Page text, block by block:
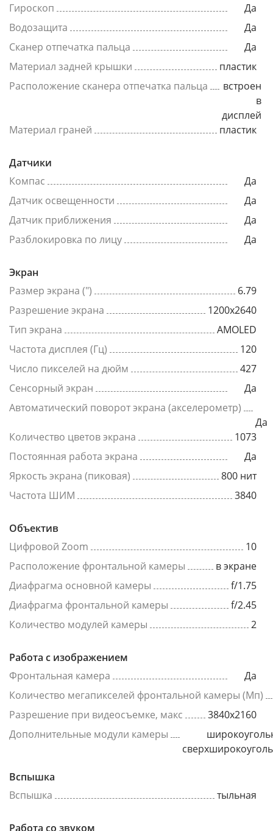
Гироскоп
Да
Водозащита
Да
Сканер отпечатка пальца
Да
Материал задней крышки
пластик
Расположение сканера отпечатка пальца
встроен
в
дисплей
Материал граней
пластик
Датчики
Компас
Да
Датчик освещенности
Да
Датчик приближения
Да
Разблокировка по лицу
Да
Экран
Размер экрана (")
6.79
Разрешение экрана
1200x2640
Тип экрана
AMOLED
Частота дисплея (Гц)
120
Число пикселей на дюйм
427
Сенсорный экран
Да
Автоматический поворот экрана (акселерометр)
Да
Количество цветов экрана
1073
Постоянная работа экрана
Да
Яркость экрана (пиковая)
800 нит
Частота ШИМ
3840
Объектив
Цифровой Zoom
10
Расположение фронтальной камеры
в экране
Диафрагма основной камеры
f/1.75
Диафрагма фронтальной камеры
f/2.45
Количество модулей камеры
2
Работа с изображением
Фронтальная камера
Да
Количество мегапикселей фронтальной камеры (Мп)
Разрешение при видеосъемке, макс
3840x2160
Дополнительные модули камеры
Вспышка
Вспышка
тыльная
Работа со звуком